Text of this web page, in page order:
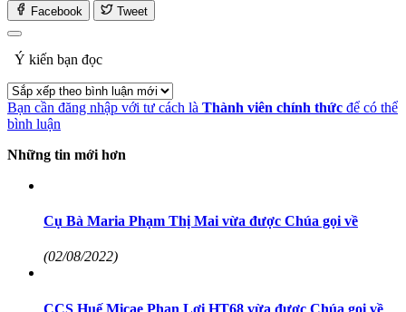
Facebook Tweet
Ý kiến bạn đọc
Bạn cần đăng nhập với tư cách là Thành viên chính thức để có thể
bình luận
Những tin mới hơn
Cụ Bà Maria Phạm Thị Mai vừa được Chúa gọi về
(02/08/2022)
CCS Huế Micae Phan Lợi HT68 vừa được Chúa gọi về